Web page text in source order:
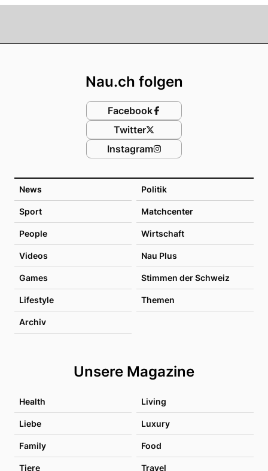
News Politik
Sport Matchcenter
People Wirtschaft
Videos Nau Plus
Games Stimmen der Schweiz
Lifestyle Themen
Archiv
Unsere Magazine
Health Living
Liebe Luxury
Family Food
Tiere Travel
Nau.ch folgen
Facebook
Twitter
Instagram